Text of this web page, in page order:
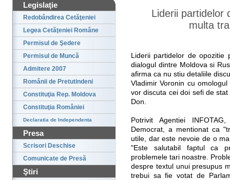
Legislaţie
Redobândirea Cetăţeniei
Legea Cetăţeniei Române
Permisul de Şedere
Permisul de Muncă
Admitere 2007
Românii de Pretutindeni
Constituţia Rep. Moldova
Constituţia României
Declaratia de Independenta
Presa
Scrisori Deschise
Comunicate de Presă
Ştiri
Liderii partidelor
multa
Liderii partidelor de
dialogul dintre Moldova si
afirma ca nu stiu detaliile
Vladimir Voronin cu
vor discuta cei doi sefi de
Don.
Potrivit Agentiei
Democrat, a mentionat ca
utile, dar este nevoie de o
"Este salutabil faptul ca
problemele tari noastre.
despre textul unui presupus
trebui sa fie votat de